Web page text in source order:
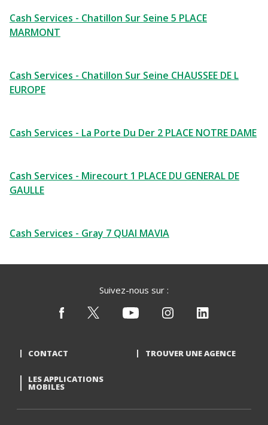
Cash Services - Chatillon Sur Seine 5 PLACE
MARMONT
Cash Services - Chatillon Sur Seine CHAUSSEE DE L
EUROPE
Cash Services - La Porte Du Der 2 PLACE NOTRE DAME
Cash Services - Mirecourt 1 PLACE DU GENERAL DE
GAULLE
Cash Services - Gray 7 QUAI MAVIA
Suivez-nous sur :
CONTACT TROUVER UNE AGENCE
LES APPLICATIONS
MOBILES